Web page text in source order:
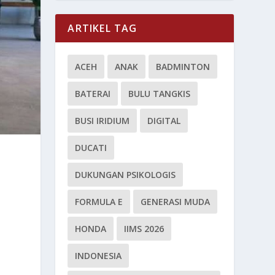
ARTIKEL TAG
ACEH ANAK BADMINTON
BATERAI BULU TANGKIS
BUSI IRIDIUM DIGITAL
DUCATI
DUKUNGAN PSIKOLOGIS
FORMULA E GENERASI MUDA
HONDA IIMS 2026
INDONESIA